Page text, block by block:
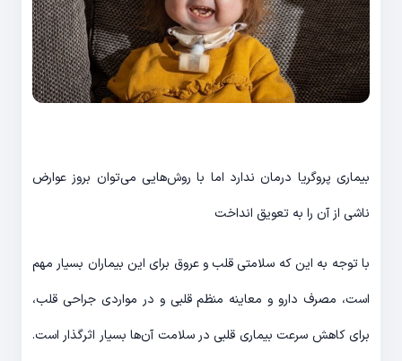
بیماری پروگریا درمان ندارد اما با روش‌هایی می‌توان بروز عوارض
ناشی از آن را به تعویق انداخت
با توجه به این که سلامتی قلب و عروق برای این بیماران بسیار مهم
است، مصرف دارو و معاینه منظم قلبی و در مواردی جراحی قلب،
برای کاهش سرعت بیماری قلبی در سلامت آن‌ها بسیار اثرگذار است.